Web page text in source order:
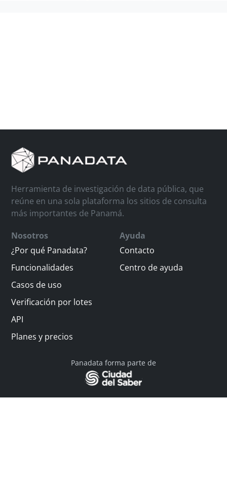
Herramienta de investigación de data pública, que
reúne en una sola plataforma los sitios de consulta
más importantes de Panamá.
Nosotros
¿Por qué Panadata?
Funcionalidades
Casos de uso
Verificación por lotes
API
Planes y precios
Ayuda
Contacto
Centro de ayuda
Panadata forma parte de